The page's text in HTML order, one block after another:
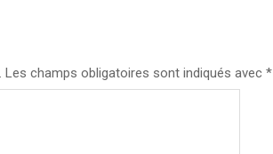
Les champs obligatoires sont indiqués avec*